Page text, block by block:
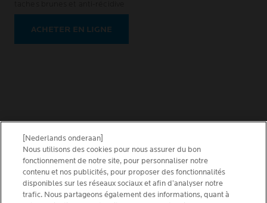
ACHETER EN LIGNE
VRAI
OU FAUX
[Nederlands onderaan]
Nous utilisons des cookies pour nous assurer du bon
fonctionnement de notre site, pour personnaliser notre
contenu et nos publicités, pour proposer des fonctionnalités
disponibles sur les réseaux sociaux et afin d’analyser notre
trafic. Nous partageons également des informations, quant à